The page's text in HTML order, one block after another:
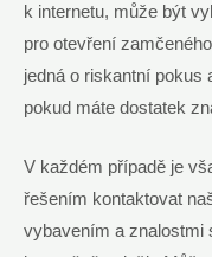
k internetu, může být
pro otevření
jedná o riskantní pokus
pokud máte dostatek
V každém případě je
řešením kontaktovat
vybavením a znalostmi